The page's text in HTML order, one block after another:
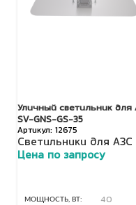
Уличный светильник для
SV-GNS-GS-35
12675
Светильники для АЗС
Цена по запросу
МОЩНОСТЬ, ВТ 40